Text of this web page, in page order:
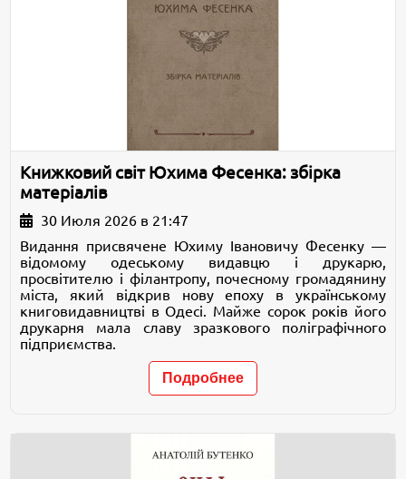
Книжковий світ Юхима Фесенка: збірка
матеріалів
30 Июля 2026 в 21:47
Видання присвячене Юхиму Івановичу Фесенку —
відомому одеському видавцю і друкарю,
просвітителю і філантропу, почесному громадянину
міста, який відкрив нову епоху в українському
книговидавництві в Одесі. Майже сорок років його
друкарня мала славу зразкового поліграфічного
підприємства.
Подробнее